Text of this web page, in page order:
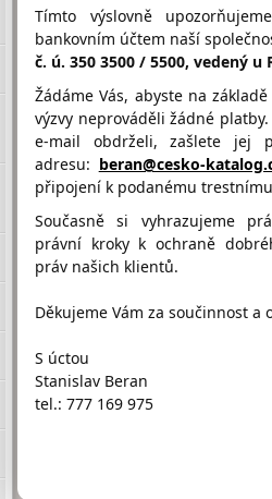
Firma doposud nasbírala:
6 Bodů
1
Umístění KUTASTAV na Google
Tímto výslovně
bankovním účtem naší
č. ú. 350 3500 / 5500, vedený u
Žádáme Vás, abyste na
výzvy neprováděli žádné
e-mail obdrželi, zašlete jej
adresu: beran@cesko-
připojení k podanému
Současně si vyhrazujeme
právní kroky k ochraně
práv našich klientů.
Děkujeme Vám za součinnost a
S úctou
Stanislav Beran
tel.: 777 169 975